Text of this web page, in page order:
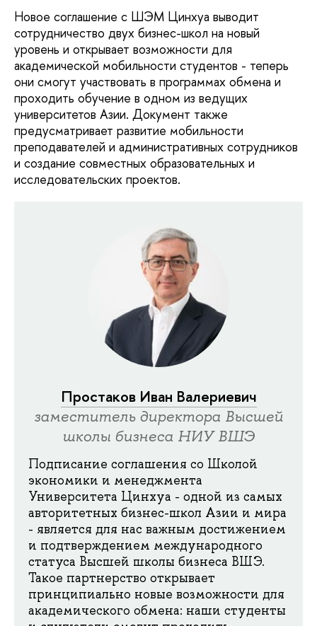
Новое соглашение с ШЭМ Цинхуа выводит
сотрудничество двух бизнес-школ на новый
уровень и открывает возможности для
академической мобильности студентов - теперь
они смогут участвовать в программах обмена и
проходить обучение в одном из ведущих
университетов Азии. Документ также
предусматривает развитие мобильности
преподавателей и административных сотрудников
и создание совместных образовательных и
исследовательских проектов.
Простаков Иван Валериевич
заместитель директора Высшей
школы бизнеса НИУ ВШЭ
Подписание соглашения со Школой
экономики и менеджмента
Университета Цинхуа - одной из самых
авторитетных бизнес-школ Азии и мира
- является для нас важным достижением
и подтверждением международного
статуса Высшей школы бизнеса ВШЭ.
Такое партнерство открывает
принципиально новые возможности для
академического обмена: наши студенты